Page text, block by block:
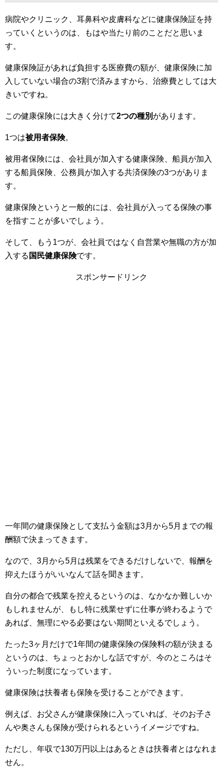
病院やクリニック、耳鼻科や皮膚科などに健康保険証を持
っていくというのは、もはや当たり前のことだと思いま
す。
健康保険証があれば負担する医療費の額が、健康保険に加
入していない場合の3割で済みますから、治療費としては大
きいですね。
この健康保険には大きく分けて2つの種別 があります。
1つは被用者保険。
被用者保険には、会社員が加入する健康保険、船員が加入
する船員保険、公務員が加入する共済保険の3つがありま
す。
健康保険というと一般的には、会社員が入ってる保険の事
を指すことが多いでしょう。
そして、もう1つが、会社員ではなく自営業や無職の方が加
入する 国民健康保険です。
スポンサードリンク
一年間の健康保険として支払う金額は3月から5月までの報
酬額で決まってきます。
なので、3月から5月は残業をできるだけしないで、報酬を
抑えたほうがいいなんて話を聞きます。
自分の都合で残業を控えるというのは、なかなか難しいか
もしれませんが、もし特に残業せずに仕事が終わるようで
あれば、無理にやる必要はない期間といえるでしょう。
たった3ヶ月だけで1年間の健康保険の保険料の額が決まる
というのは、ちょっとおかしな話ですが、今のところはそ
ういった制度になっています。
健康保険は扶養者も保険を受けることができます。
例えば、お父さんが健康保険に入っていれば、そのお子さ
んや奥さんも保険が受けられるというイメージですね。
ただし、年収で130万円以上はあるときは扶養者とはなれま
せん。